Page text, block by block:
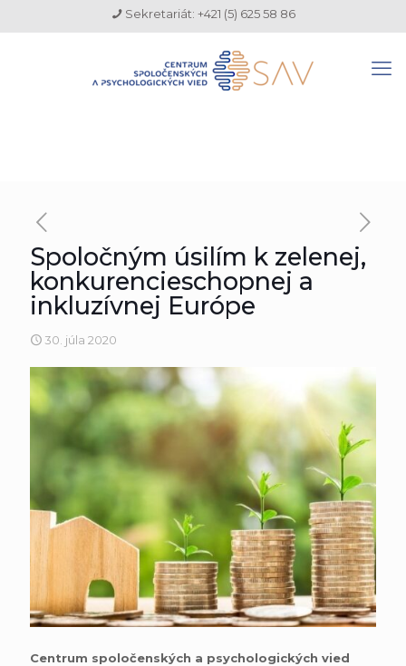
Sekretariát: +421 (5) 625 58 86
Spoločným úsilím k zelenej,
konkurencieschopnej a
inkluzívnej Európe
30. júla 2020
Centrum spoločenských a psychologických vied